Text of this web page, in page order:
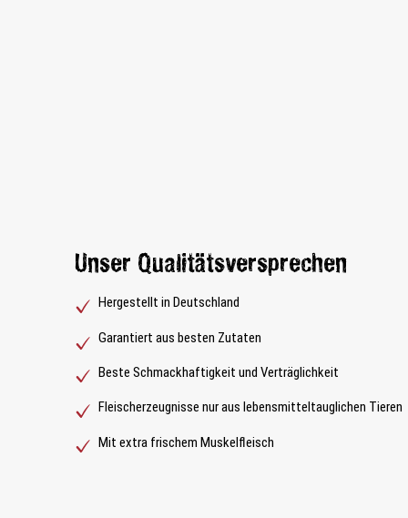
Unser Qualitätsversprechen
Hergestellt in Deutschland
Garantiert aus besten Zutaten
Beste Schmackhaftigkeit und Verträglichkeit
Fleischerzeugnisse nur aus lebensmitteltauglichen Tieren
Mit extra frischem Muskelfleisch